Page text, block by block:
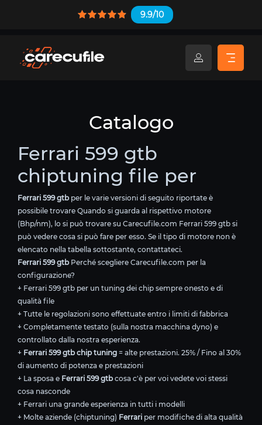
9.9/10
Catalogo
Ferrari 599 gtb
chiptuning file per
Ferrari 599 gtbper le varie versioni di seguito riportate è
possibile trovare Quando si guarda al rispettivo motore
(Bhp/nm), lo si può trovare su Carecufile.com Ferrari 599 gtb si
può vedere cosa si può fare per esso. Se il tipo di motore non è
elencato nella tabella sottostante, contattateci.
Ferrari 599 gtbPerché scegliere Carecufile.com per la
configurazione?
+ Ferrari 599 gtb per un tuning dei chip sempre onesto e di
qualità file
+ Tutte le regolazioni sono effettuate entro i limiti di fabbrica
+ Completamente testato (sulla nostra macchina dyno) e
controllato dalla nostra esperienza.
+ Ferrari 599 gtb chip tuning = alte prestazioni. 25% / Fino al 30%
di aumento di potenza e prestazioni
+ La sposa e Ferrari 599 gtbcosa c'è per voi vedete voi stessi
cosa nasconde
+ Ferrari una grande esperienza in tutti i modelli
+ Molte aziende (chiptuning) Ferrari per modifiche di alta qualità